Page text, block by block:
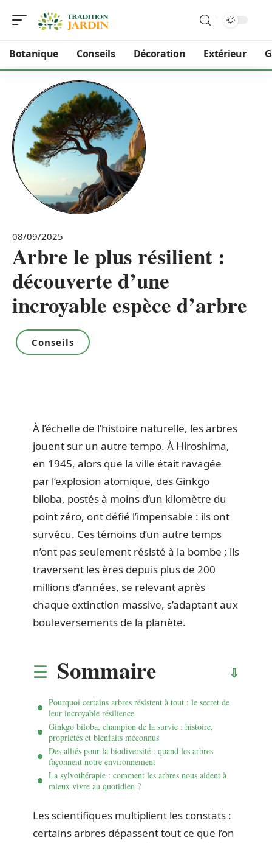
Botanique Conseils Décoration Extérieur
08/09/2025
Arbre le plus résilient :
découverte d’une
incroyable espèce d’arbre
Conseils
À l’échelle de l’histoire naturelle, les arbres
jouent sur un autre tempo. À Hiroshima,
en 1945, alors que la ville était ravagée
par l’explosion atomique, des Ginkgo
biloba, postés à moins d’un kilomètre du
point zéro, ont défié l’impensable : ils ont
survécu. Ces témoins d’un autre temps
n’ont pas seulement résisté à la bombe ; ils
traversent les ères depuis plus de 200
millions d’années, se relevant après
chaque extinction massive, s’adaptant aux
bouleversements de la planète.
Sommaire
Pourquoi certains arbres résistent à tout : le secret de
leur incroyable résilience
Ginkgo biloba, champion de la survie : histoire,
propriétés et bienfaits méconnus
Des alliés pour la biodiversité : quand les arbres
façonnent notre environnement
La sylvothérapie : comment les arbres nous aident à
mieux vivre au quotidien ?
Les scientifiques multiplient les constats :
certains arbres dépassent tout ce que l’on